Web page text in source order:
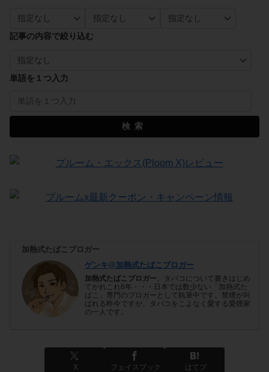
記事の内容で絞り込む
単語を１つ入力
検索
加熱式たばこブロガー
ゲンキ@加熱式たばこブロガー
加熱式たばこブロガー 。タバコについて書きはじめ
てかれこれ6年・・・日本では数少ない「加熱式た
ばこ」専門のブロガーとして執筆中です。禁煙が叫
ばれる昨今ですが、タバコをこよなく愛する愛煙家
の一人です。
X フェイスブック はてブ